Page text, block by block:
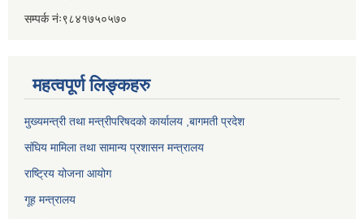
सम्पर्क नंः९८४१७५०५७०
महत्वपूर्ण लिङ्कहरु
मुख्यमन्त्री तथा मन्त्रीपरिषदको कार्यालय ,बागमती प्रदेश
संघिय मामिला तथा सामान्य प्रशासन मन्त्रालय
राष्ट्रिय योजना आयोग
गूह मन्त्रालय